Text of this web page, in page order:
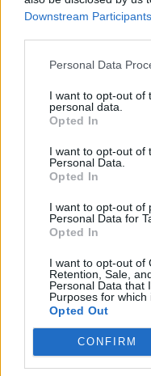
Downstream Participants
Personal Data
I want to opt-out of
personal data.
Opted In
I want to opt-out of
Personal Data.
Opted In
I want to opt-out of
Personal Data for
Opted In
I want to opt-out of
Retention, Sale,
Personal Data that
Purposes for which
Opted Out
CONFIRM
Ανάλαφρη κουβέντα
Σχολιάζοντας τους
ίδιος εξήγησε ότι
γυναίκα». Οπως
τηλεοπτική αργκό,
κοινό. Το πάνελ
Ουδέποτε έχει
αυτούς που έχουν
αντιλαμβάνεται ότι
χρησιμοποιούμε το